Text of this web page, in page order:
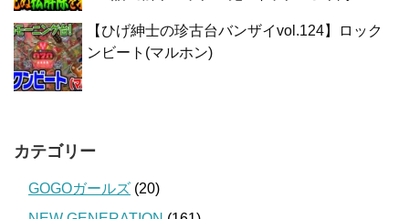
【ひげ紳士の珍古台バンザイvol.124】ロック
ンビート(マルホン)
カテゴリー
GOGOガールズ (20)